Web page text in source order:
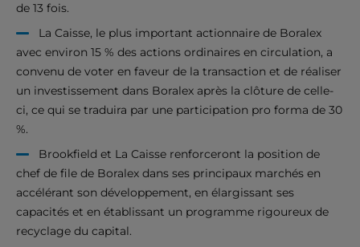
de 13 fois.
La Caisse, le plus important actionnaire de Boralex
avec environ 15 % des actions ordinaires en circulation, a
convenu de voter en faveur de la transaction et de réaliser
un investissement dans Boralex après la clôture de celle-
ci, ce qui se traduira par une participation pro forma de 30
%.
Brookfield et La Caisse renforceront la position de
chef de file de Boralex dans ses principaux marchés en
accélérant son développement, en élargissant ses
capacités et en établissant un programme rigoureux de
recyclage du capital.